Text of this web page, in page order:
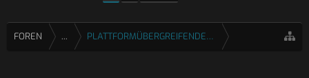
FOREN ... PLATTFORMÜBERGREIFENDE SPIELE